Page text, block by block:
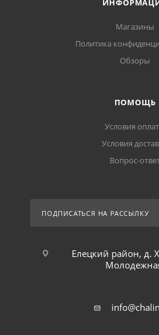
Магазины
Политика
Обзоры
ПОМОЩЬ
Условия
Условия
Вопрос-
ПОДПИСАТЬСЯ НА РАССЫЛКУ
Елецкий район, д.